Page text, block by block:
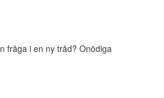
fråga i en ny tråd? Onödiga